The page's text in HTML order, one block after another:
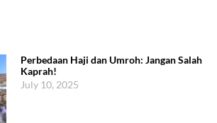
Perbedaan Haji dan Umroh: Jangan Salah
Kaprah!
July 10, 2025